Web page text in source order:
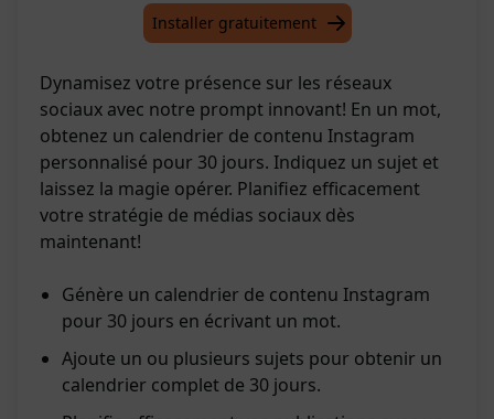
Installer gratuitement
Dynamisez votre présence sur les réseaux
sociaux avec notre prompt innovant! En un mot,
obtenez un calendrier de contenu Instagram
personnalisé pour 30 jours. Indiquez un sujet et
laissez la magie opérer. Planifiez efficacement
votre stratégie de médias sociaux dès
maintenant!
Génère un calendrier de contenu Instagram
pour 30 jours en écrivant un mot.
Ajoute un ou plusieurs sujets pour obtenir un
calendrier complet de 30 jours.